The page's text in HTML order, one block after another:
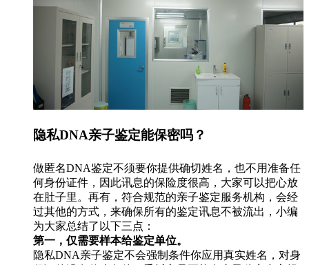
隐私DNA亲子鉴定能保密吗？
做匿名DNA鉴定不须要你提供确切姓名，也不用准备任
何身份证件，因此讯息的保险度很高，大家可以把心放
在肚子里。再有，符合规范的亲子鉴定服务机构，会经
过其他的方式，来确保所有的鉴定讯息不被流出，小编
为大家总结了以下三点：
第一，仅需要样本给鉴定单位。
隐私DNA亲子鉴定不会强制条件你应用真实姓名，对身